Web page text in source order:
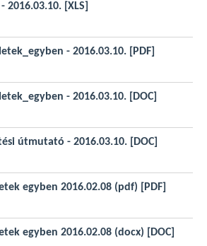
2016.03.10. [XLS]
- 2016.03.10.
[PDF]
- 2016.03.10.
[DOC]
útmutató - 2016.03.10.
[DOC]
egyben 2016.02.08 (pdf)
[PDF]
egyben 2016.02.08 (docx)
[DOC]